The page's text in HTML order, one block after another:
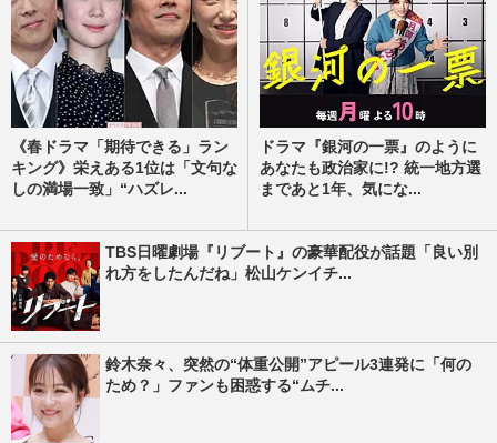
《春ドラマ「期待できる」ラン
キング》栄えある1位は「文句な
しの満場一致」“ハズレ...
ドラマ『銀河の一票』のように
あなたも政治家に!? 統一地方選
まであと1年、気にな...
TBS日曜劇場『リブート』の豪華配役が話題「良い別
れ方をしたんだね」松山ケンイチ...
鈴木奈々、突然の“体重公開”アピール3連発に「何の
ため？」ファンも困惑する“ムチ...